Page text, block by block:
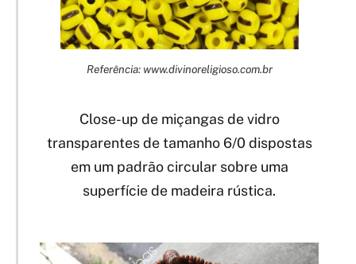
Referência: www.divinoreligioso.com.br
Close-up de miçangas de vidro
transparentes de tamanho 6/0 dispostas
em um padrão circular sobre uma
superfície de madeira rústica.